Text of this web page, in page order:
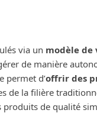
via un modèle de
de manière
permet d’offrir des
de la filière
produits de qualité